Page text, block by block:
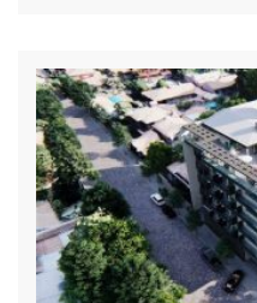
modernas de […]